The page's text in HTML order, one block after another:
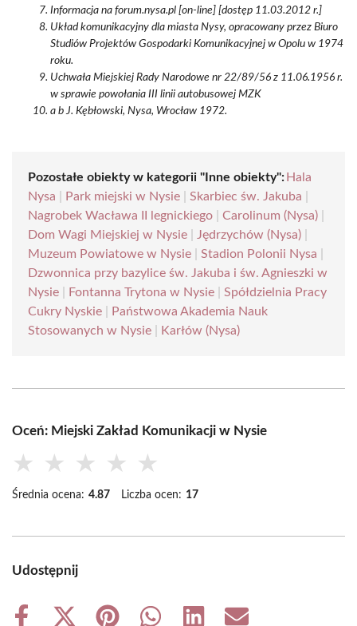
Informacja na forum.nysa.pl [on-line] [dostęp 11.03.2012 r.]
Układ komunikacyjny dla miasta Nysy, opracowany przez Biuro
Studiów Projektów Gospodarki Komunikacyjnej w Opolu w 1974
roku.
Uchwała Miejskiej Rady Narodowe nr 22/89/56 z 11.06.1956 r.
w sprawie powołania III linii autobusowej MZK
a b J. Kębłowski, Nysa, Wrocław 1972.
Pozostałe obiekty w kategorii "Inne obiekty": Hala
Nysa
Park miejski w Nysie Skarbiec św. Jakuba
Nagrobek Wacława II legnickiego
Carolinum (Nysa)
Dom Wagi Miejskiej w Nysie
Jędrzychów (Nysa)
Muzeum Powiatowe w Nysie
Stadion Polonii Nysa
Dzwonnica przy bazylice św. Jakuba i św. Agnieszki w
Nysie
Fontanna Trytona w Nysie
Spółdzielnia Pracy
Cukry Nyskie
Państwowa Akademia Nauk
Stosowanych w Nysie
Karłów (Nysa)
Oceń: Miejski Zakład Komunikacji w Nysie
★ ★ ★ ★ ★
Średnia ocena: 4.87 Liczba ocen: 17
Udostępnij
Share
Share
Share
Share
Share
Share